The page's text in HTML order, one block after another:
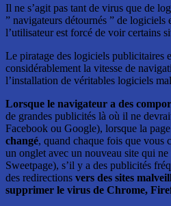
Il ne s’agit pas tant de virus que de
” navigateurs détournés ” de logiciels
l’utilisateur est forcé de voir certains
Le piratage des logiciels publicitaires
considérablement la vitesse de
l’installation de véritables logiciels
Lorsque le navigateur a des
de grandes publicités là où il ne
Facebook ou Google), lorsque la page
changé, quand chaque fois que vous
un onglet avec un nouveau site qui
Sweetpage), s’il y a des publicités
des redirections vers des sites
supprimer le virus de Chrome,